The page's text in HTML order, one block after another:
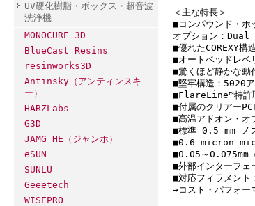
UV硬化樹脂・ボックス・超音波
洗浄機
MONOCURE 3D
BlueCast Resins
resinworks3D
Antinsky（アンティンスキ
ー）
HARZLabs
G3D
JAMG HE（ジャンホ）
eSUN
SUNLU
Geeetech
WISEPRO
＜主な特長＞
■コンパウンド・ホ
オプション：
■優れたCOREXY構
■オートベッドレベ
■驚くほど静かな動
■堅牢構造：5020
■FlareLine™特許
■付属のクリアー
■高温アドオン・オ
■標準 0.5 mm ノ
■0.6 micron
■0.05～0.075mm
■外部インターフェ
■対応フィラメント
→コスト・パフォー